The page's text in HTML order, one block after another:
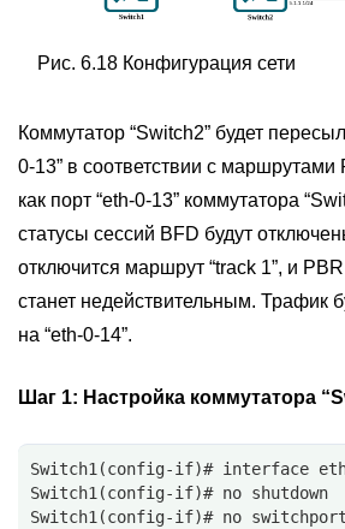
Рис. 6.18 Конфигурация сети
Коммутатор “Switch2” будет
0-13” в соответствии с маршрутами
как порт “eth-0-13” коммутатора
статусы сессий BFD будут
отключится маршрут “track 1”, и
станет недействительным. Трафик
на “eth-0-14”.
Шаг 1: Настройка коммутатора
Switch1(config-if)# interface
Switch1(config-if)# no shutdown
Switch1(config-if)# no switchport